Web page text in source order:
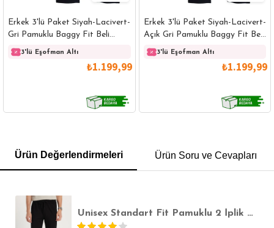
Erkek 3'lü Paket Siyah-Lacivert-
Gri Pamuklu Baggy Fit Beli
Bağcıklı Yan Cepli Örme
Eşofman Altı
3'lü Eşofman Altı
₺1.199,99
Erkek 3'lü Paket Siyah-Lacivert-
Açık Gri Pamuklu Baggy Fit Beli
Bağcıklı Yan Cepli Örme
Eşofman Altı
3'lü Eşofman Altı
₺1.199,99
POLO YAKA T-SHIRT KEMER BOXER
Ürün Değerlendirmeleri Ürün Soru ve Cevapları
Unisex Standart Fit Pamuklu 2 İplik Fermuar Cepli Lastikli Bağlamalı Düz Paça Siyah Eşofman Altı